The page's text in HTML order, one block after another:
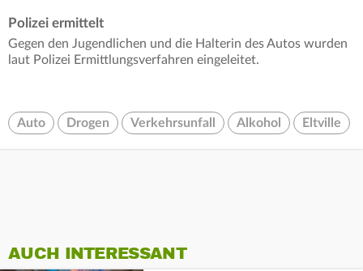
Polizei ermittelt
Gegen den Jugendlichen und die Halterin des Autos wurden
laut Polizei Ermittlungsverfahren eingeleitet.
Auto Drogen Verkehrsunfall Alkohol Eltville
AUCH INTERESSANT